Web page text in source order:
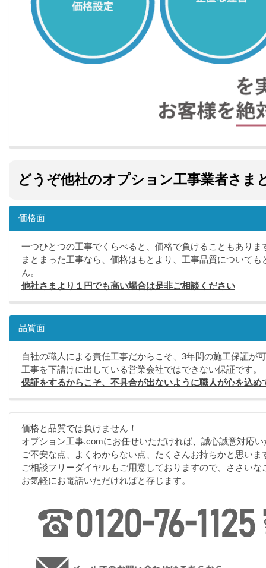
どうぞ他社のオプション工事業者さま
価格面
一つひとつの工事でくらべると、価格で負けることもありま
まとまった工事なら、価格はもとより、工事品質について
ん。
他社さまより１円でも高い場合は是非ご相談ください
品質面
自社の職人による責任工事だからこそ、3年間の施工保証が
工事を下請けに出している営業会社ではできない保証です。
保証をするからこそ、不具合が出ないように職人が心を込め
価格と品質では負けません！
オプション工事.comにお任せいただければ、誠心誠意対応
ご不安な点、よくわからない点、たくさんお持ちかと思いま
ご相談フリーダイヤルもご用意しておりますので、ささい
お気軽にお電話いただければと存じます。